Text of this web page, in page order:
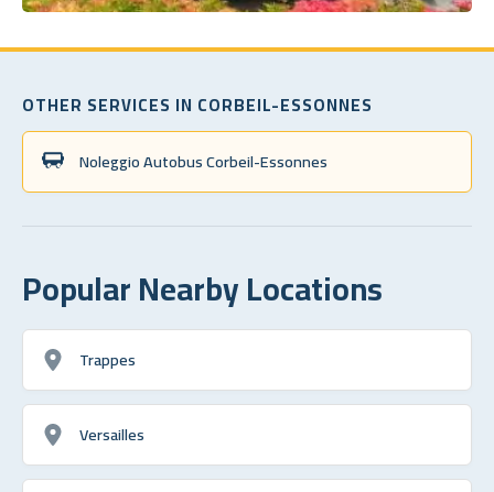
OTHER SERVICES IN CORBEIL-ESSONNES
Noleggio Autobus Corbeil-Essonnes
Popular Nearby Locations
Trappes
Versailles